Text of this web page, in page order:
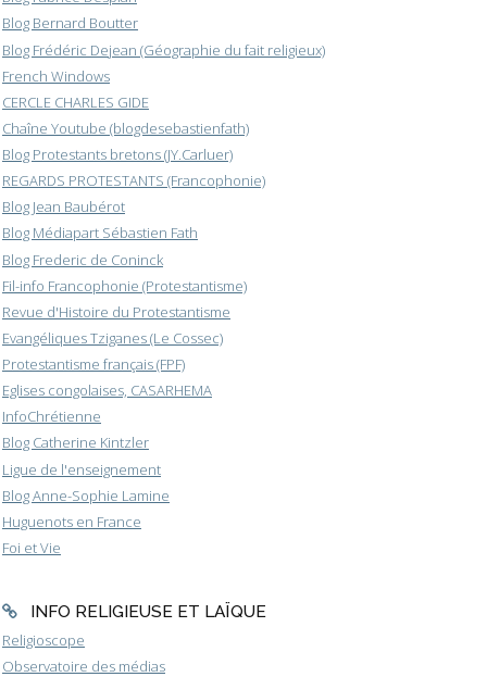
Blog Bernard Boutter
Blog Frédéric Dejean (Géographie du fait religieux)
French Windows
CERCLE CHARLES GIDE
Chaîne Youtube (blogdesebastienfath)
Blog Protestants bretons (JY.Carluer)
REGARDS PROTESTANTS (Francophonie)
Blog Jean Baubérot
Blog Médiapart Sébastien Fath
Blog Frederic de Coninck
Fil-info Francophonie (Protestantisme)
Revue d'Histoire du Protestantisme
Evangéliques Tziganes (Le Cossec)
Protestantisme français (FPF)
Eglises congolaises, CASARHEMA
InfoChrétienne
Blog Catherine Kintzler
Ligue de l'enseignement
Blog Anne-Sophie Lamine
Huguenots en France
Foi et Vie
INFO RELIGIEUSE ET LAÏQUE
Religioscope
Observatoire des médias